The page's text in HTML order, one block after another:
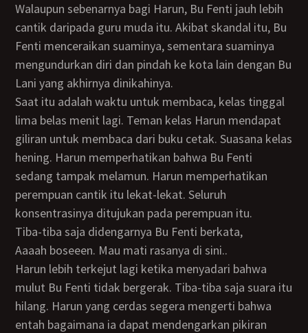
Walaupun sebenarnya bagi Harun, Bu Fenti jauh lebih
cantik daripada guru muda itu. Akibat skandal itu, Bu
Fenti menceraikan suaminya, sementara suaminya
mengundurkan diri dan pindah ke kota lain dengan Bu
Lani yang akhirnya dinikahinya.
Saat itu adalah waktu untuk membaca, kelas tinggal
lima belas menit lagi. Teman kelas Harun mendapat
giliran untuk membaca dari buku cetak. Suasana kelas
hening. Harun memperhatikan bahwa Bu Fenti
sedang tampak melamun. Harun memperhatikan
perempuan cantik itu lekat-lekat. Seluruh
konsentrasinya ditujukan pada perempuan itu.
Tiba-tiba saja didengarnya Bu Fenti berkata,
Aaaah boseeen. Mau mati rasanya di sini..
Harun lebih terkejut lagi ketika menyadari bahwa
mulut Bu Fenti tidak bergerak. Tiba-tiba saja suara itu
hilang. Harun yang cerdas segera mengerti bahwa
entah bagaimana ia dapat mendengarkan pikiran